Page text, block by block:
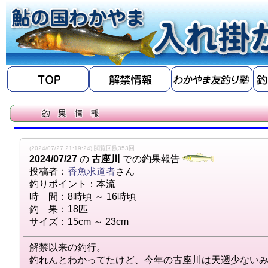
(2024/07/27 21:19:24) 閲覧回数353回
2024/07/27 の 古座川
での釣果報告
投稿者： 香魚求道者さん
釣りポイント：本流
時 間：8時頃 ～ 16時頃
釣 果：18匹
サイズ：15cm ～ 23cm
解禁以来の釣行。
釣れんとわかってたけど、今年の古座川は天遡少ない